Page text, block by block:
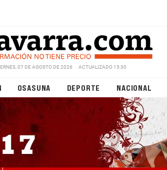
07 DE AGOSTO DE 2026 ACTUALIZADO 15:30
OSASUNA DEPORTE NACIONAL